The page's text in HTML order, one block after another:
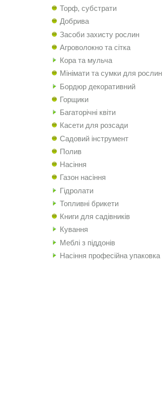
Торф, субстрати
Добрива
Засоби захисту рослин
Агроволокно та сітка
Кора та мульча
Мінімати та сумки для рослин
Бордюр декоративний
Горщики
Багаторічні квіти
Касети для розсади
Садовий інструмент
Полив
Насіння
Газон насіння
Гідролати
Топливні брикети
Книги для садівників
Кування
Меблі з піддонів
Насіння професійна упаковка